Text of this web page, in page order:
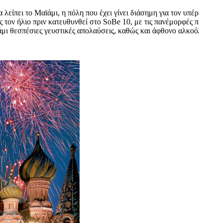
το Μαϊάμι, η πόλη που έχει γίνει διάσημη για τον
ήλιο πριν κατευθυνθεί στο SoBe 10, με τις πανέμορφές
θεσπέσιες γευστικές απολαύσεις, καθώς και άφθονο